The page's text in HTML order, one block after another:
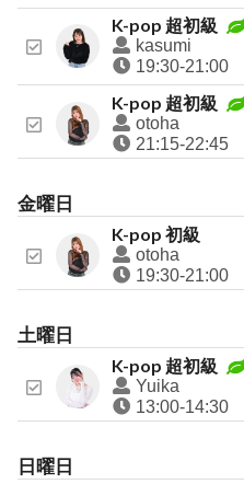
K-pop 超初級
kasumi
19:30-21:00
K-pop 超初級
otoha
21:15-22:45
金曜日
K-pop 初級
otoha
19:30-21:00
土曜日
K-pop 超初級
Yuika
13:00-14:30
日曜日